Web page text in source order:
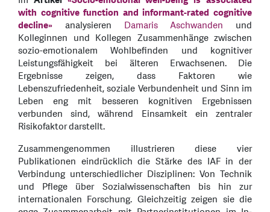
with cognitive function and informant-rated cognitive
decline» analysieren Damaris Aschwanden und
Kolleginnen und Kollegen Zusammenhänge zwischen
sozio-emotionalem Wohlbefinden und kognitiver
Leistungsfähigkeit bei älteren Erwachsenen. Die
Ergebnisse zeigen, dass Faktoren wie
Lebenszufriedenheit, soziale Verbundenheit und Sinn im
Leben eng mit besseren kognitiven Ergebnissen
verbunden sind, während Einsamkeit ein zentraler
Risikofaktor darstellt.
Zusammengenommen illustrieren diese vier
Publikationen eindrücklich die Stärke des IAF in der
Verbindung unterschiedlicher Disziplinen: Von Technik
und Pflege über Sozialwissenschaften bis hin zur
internationalen Forschung. Gleichzeitig zeigen sie die